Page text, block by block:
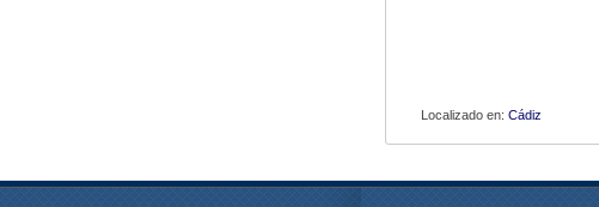
Localizado en: Cádiz